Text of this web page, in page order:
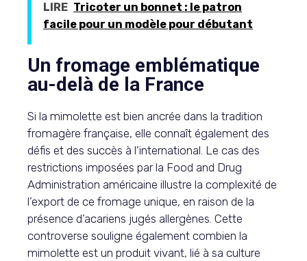
LIRE Tricoter un bonnet : le patron
facile pour un modèle pour débutant
Un fromage emblématique
au-delà de la France
Si la mimolette est bien ancrée dans la tradition
fromagère française, elle connaît également des
défis et des succès à l’international. Le cas des
restrictions imposées par la Food and Drug
Administration américaine illustre la complexité de
l’export de ce fromage unique, en raison de la
présence d’acariens jugés allergènes. Cette
controverse souligne également combien la
mimolette est un produit vivant, lié à sa culture